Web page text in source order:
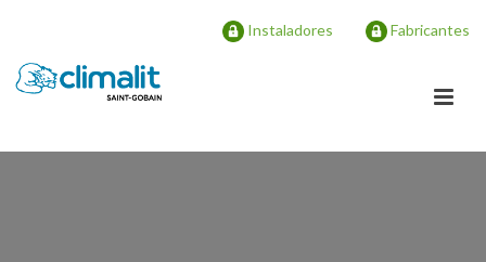
Fabricantes
Instaladores